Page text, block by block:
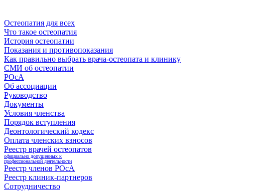
Остеопатия для всех
Что такое остеопатия
История остеопатии
Показания и противопоказания
Как правильно выбрать врача-остеопата и клинику
СМИ об остеопатии
РОсА
Об ассоциации
Руководство
Документы
Условия членства
Порядок вступления
Деонтологический кодекс
Оплата членских взносов
Реестр врачей остеопатов
официально допущенных к
профессиональной деятельности
Реестр членов РОсА
Реестр клиник-партнеров
Сотрудничество